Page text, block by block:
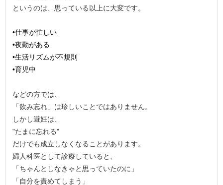
というのは、思っている以上に大変です。
•仕事が忙しい
•夜勤がある
•生活リズムが不規則
•育児中
などの方では、
「飲み忘れ」は珍しいことではありません。
しかし避妊は、
"たまに忘れる"
だけでも成立しなくなることがあります。
婦人科医として診療していると、
「ちゃんとしなきゃと思っていたのに」
「自分を責めてしまう」